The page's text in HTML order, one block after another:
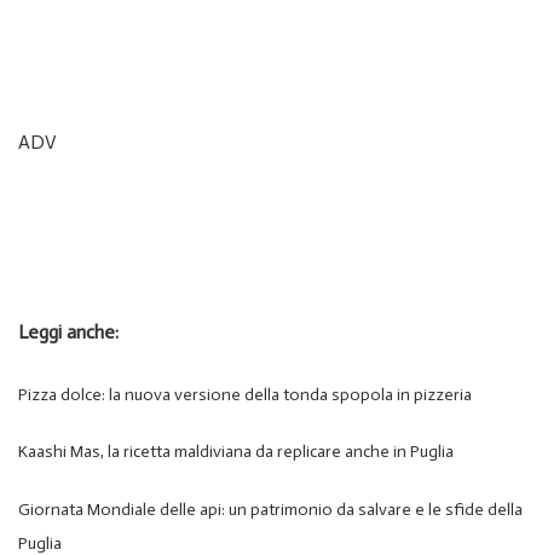
ADV
Leggi anche:
Pizza dolce: la nuova versione della tonda spopola in pizzeria
Kaashi Mas, la ricetta maldiviana da replicare anche in Puglia
Giornata Mondiale delle api: un patrimonio da salvare e le sfide della
Puglia